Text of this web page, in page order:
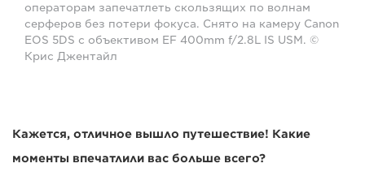
операторам запечатлеть скользящих по волнам
серферов без потери фокуса. Снято на камеру Canon
EOS 5DS с объективом EF 400mm f/2.8L IS USM. ©
Крис Джентайл
Кажется, отличное вышло путешествие! Какие
моменты впечатлили вас больше всего?